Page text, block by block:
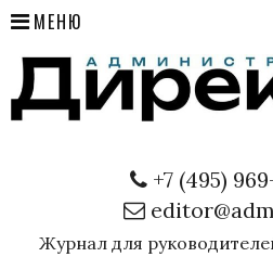
МЕНЮ
+7 (495)
Журнал для